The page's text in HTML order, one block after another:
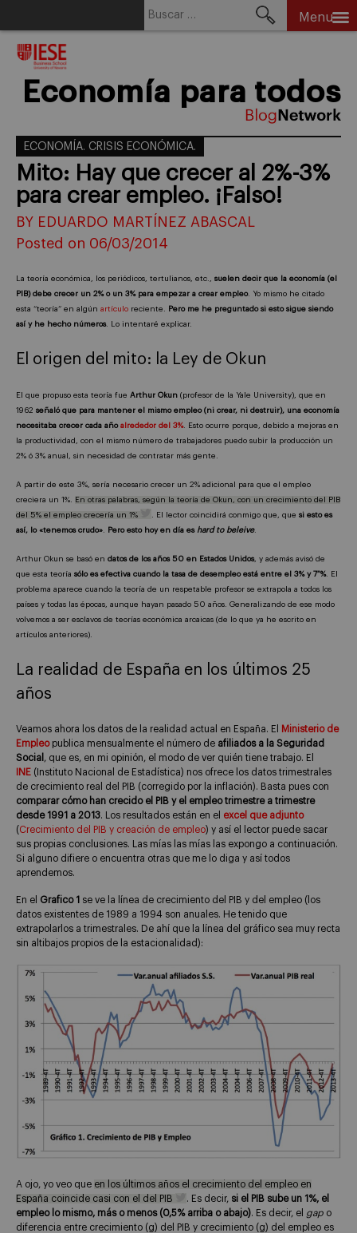
Menu
Economía para todos
ECONOMÍA. CRISIS ECONÓMICA.
Mito: Hay que crecer al 2%-3%
para crear empleo. ¡Falso!
BY EDUARDO MARTÍNEZ ABASCAL
Posted on 06/03/2014
La teoría económica, los periódicos, tertulianos, etc., suelen decir que la economía (el
PIB) debe crecer un 2% o un 3% para empezar a crear empleo. Yo mismo he citado
esta “teoría” en algún artículo reciente. Pero me he preguntado si esto sigue siendo
así y he hecho números. Lo intentaré explicar.
El origen del mito: la Ley de Okun
El que propuso esta teoría fue Arthur Okun (profesor de la Yale University), que en
1962 señaló que para mantener el mismo empleo (ni crear, ni destruir), una economía
necesitaba crecer cada año alrededor del 3%. Esto ocurre porque, debido a mejoras en
la productividad, con el mismo número de trabajadores puedo subir la producción un
2% ó 3% anual, sin necesidad de contratar más gente.
A partir de este 3%, sería necesario crecer un 2% adicional para que el empleo
creciera un 1%.
En otras palabras, según la teoría de Okun, con un crecimiento del PIB
del 5% el empleo crecería un 1%
. El lector coincidirá conmigo que, que si esto es
así, lo «tenemos crudo»
Pero esto hoy en día es hard to beleive.
Arthur Okun se basó en datos de los años 50 en Estados Unidos, y además avisó de
que esta teoría sólo es efectiva cuando la tasa de desempleo está entre el 3% y 7 %. El
problema aparece cuando la teoría de un respetable profesor se extrapola a todos los
países y todas las épocas, aunque hayan pasado 50 años. Generalizando de ese modo
volvemos a ser esclavos de teorías económica arcaicas (de lo que ya he escrito en
artículos anteriores).
La realidad de España en los últimos 25
años
Veamos ahora los datos de la realidad actual en España. El
Ministerio de
Empleopublica mensualmente el número de afiliados a la Seguridad
Social , que es, en mi opinión, el modo de ver quién tiene trabajo. El
INE (Instituto Nacional de Estadística) nos ofrece los datos trimestrales
de crecimiento real del PIB (corregido por la inflación). Basta pues con
comparar cómo han crecido el PIB y el empleo trimestre a trimestre
desde 1991 a 2013. Los resultados están en el excel que adjunto
(Crecimiento del PIB y creación de empleo) y así el lector puede sacar
sus propias conclusiones. Las mías las mías las expongo a continuación.
Si alguno difiere o encuentra otras que me lo diga y así todos
aprendemos.
En el Grafico 1 se ve la línea de crecimiento del PIB y del empleo (los
datos existentes de 1989 a 1994 son anuales. He tenido que
extrapolarlos a trimestrales. De ahí que la línea del gráfico sea muy recta
sin altibajos propios de la estacionalidad):
A ojo, yo veo que en los últimos años el crecimiento del empleo en
España coincide casi con el del PIB
. Es decir, si el PIB sube un 1%, el
empleo lo mismo, más o menos (0,5% arriba o abajo). Es decir, el gap o
diferencia entre crecimiento (g) del PIB y crecimiento (g) del empleo es